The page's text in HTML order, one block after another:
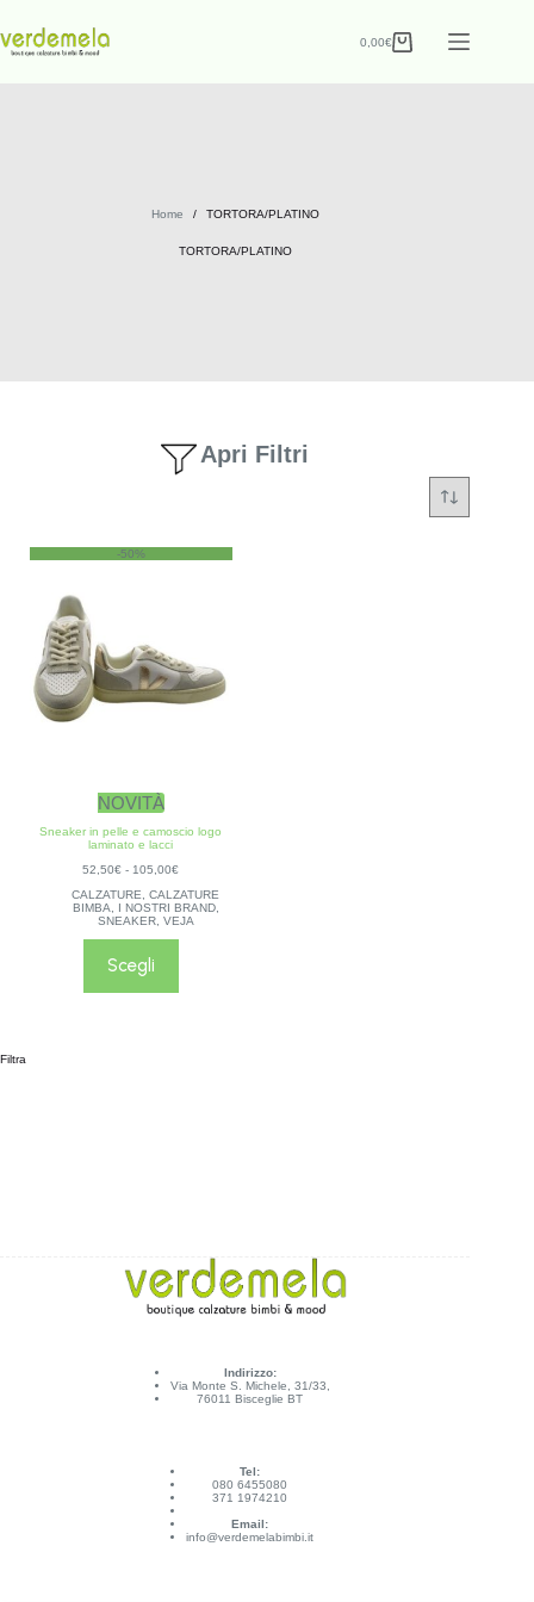
0,00€
Home / TORTORA/PLATINO
TORTORA/PLATINO
Apri Filtri
-50%
NOVITÀ
Sneaker in pelle e camoscio logo
laminato e lacci
52,50€ - 105,00€
CALZATURE
,CALZATURE
BIMBA
I NOSTRI BRAND,
SNEAKER, VEJA
Scegli
Filtra
Indirizzo:
Via Monte S. Michele, 31/33,
76011 Bisceglie BT
Tel:
080 6455080
371 1974210
Email:
info@verdemelabimbi.it